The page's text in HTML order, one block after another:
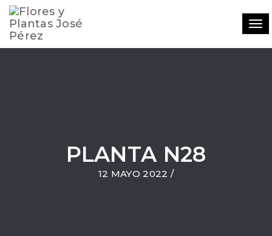
PLANTA N28
12 MAYO 2022 /